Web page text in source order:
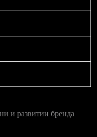
и развитии бренда